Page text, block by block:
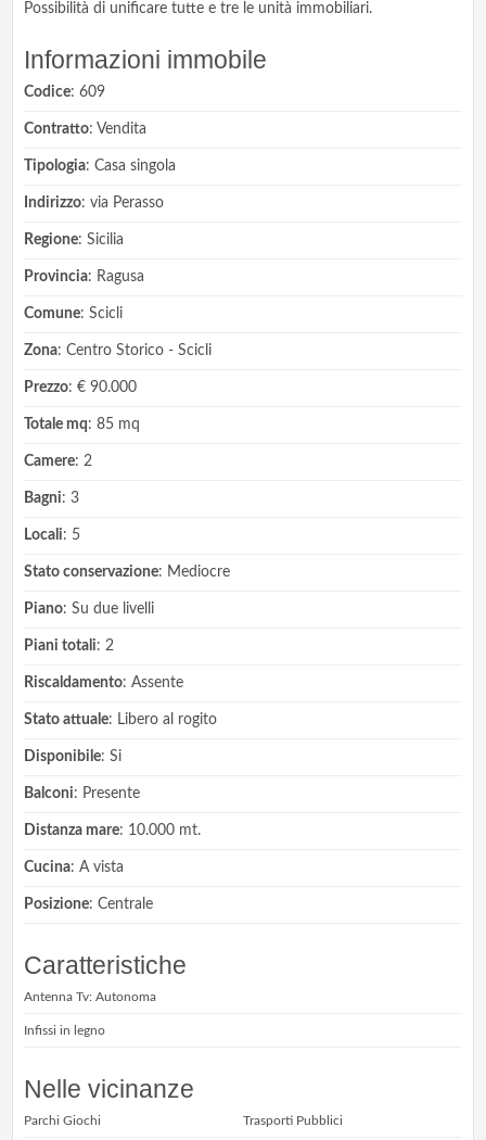
Possibilità di unificare tutte e tre le unità immobiliari.
Informazioni immobile
Codice: 609
Contratto: Vendita
Tipologia: Casa singola
Indirizzo: via Perasso
Regione: Sicilia
Provincia: Ragusa
Comune: Scicli
Zona: Centro Storico - Scicli
Prezzo: € 90.000
Totale mq: 85 mq
Camere: 2
Bagni: 3
Locali: 5
Stato conservazione: Mediocre
Piano: Su due livelli
Piani totali: 2
Riscaldamento: Assente
Stato attuale: Libero al rogito
Disponibile: Si
Balconi: Presente
Distanza mare: 10.000 mt.
Cucina: A vista
Posizione: Centrale
Caratteristiche
Antenna Tv: Autonoma
Infissi in legno
Nelle vicinanze
Parchi Giochi Trasporti Pubblici